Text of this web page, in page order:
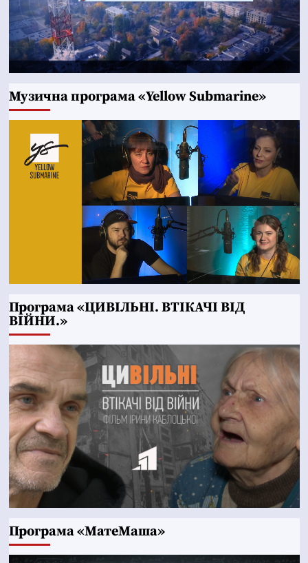
Музична програма «Yellow Submarine»
Програма «ЦИВІЛЬНІ. ВТІКАЧІ ВІД
ВІЙНИ.»
Програма «МатеМаша»